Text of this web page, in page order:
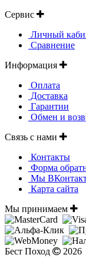
Сервис
Личный
Сравнение
Информация
Оплата
Доставка
Гарантии
Обмен и
Связь с нами
Контакты
Форма
Мы
Карта сайта
Мы принимаем
Бест Поход
2026